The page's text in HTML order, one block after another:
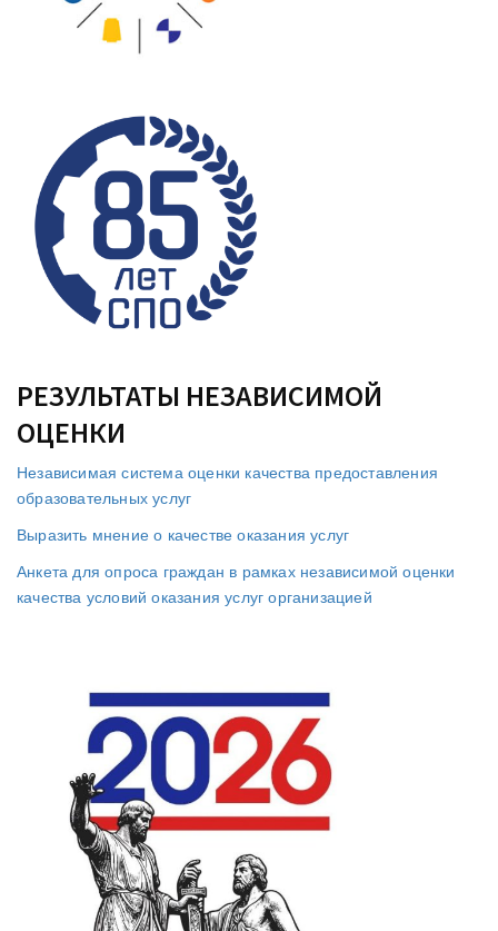
РЕЗУЛЬТАТЫ НЕЗАВИСИМОЙ
ОЦЕНКИ
Независимая система оценки качества предоставления
образовательных услуг
Выразить мнение о качестве оказания услуг
Анкета для опроса граждан в рамках независимой оценки
качества условий оказания услуг организацией